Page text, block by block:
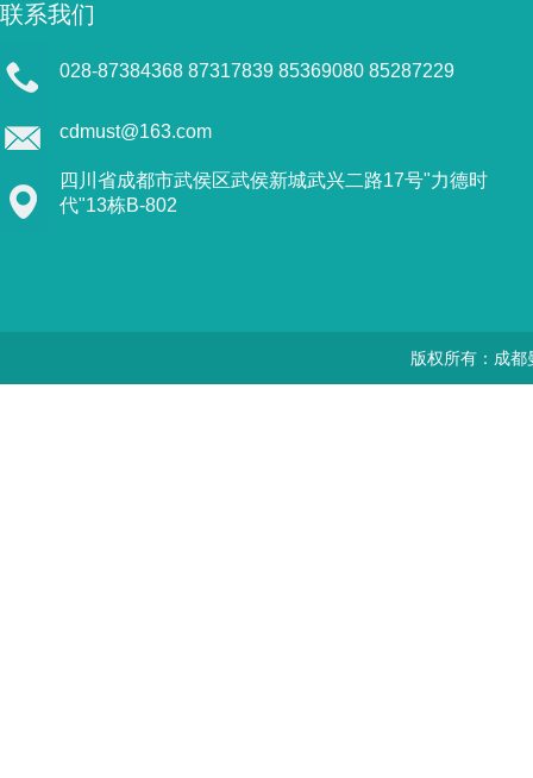
联系我们
028-87384368 87317839 85369080 85287229
cdmust@163.com
四川省成都市武侯区武侯新城武兴二路17号"力德时
代"13栋B-802
版权所有：成